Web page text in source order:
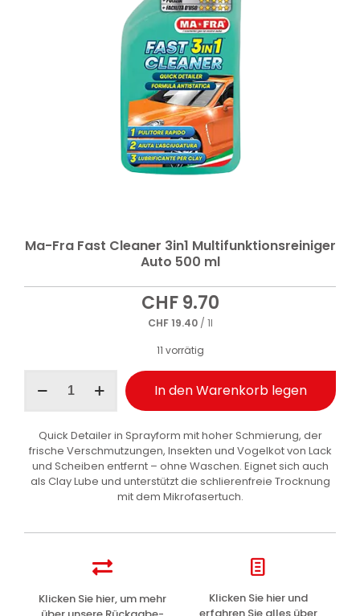
Ma-Fra Fast Cleaner 3in1 Multifunktionsreiniger
Auto 500 ml
CHF9.70
CHF19.40/ 1l
11 vorrätig
Fra
3in1
Multifunktionsreiniger
Auto
500
In den Warenkorb legen
Quick Detailer in Sprayform mit hoher Schmierung, der
frische Verschmutzungen, Insekten und Vogelkot von Lack
und Scheiben entfernt – ohne Waschen. Eignet sich auch
als Clay Lube und unterstützt die schlierenfreie Trocknung
mit dem Mikrofasertuch.
Klicken Sie hier, um mehr
Klicken Sie hier und